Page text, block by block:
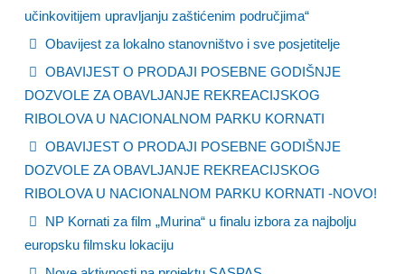
učinkovitijem upravljanju zaštićenim područjima“
Obavijest za lokalno stanovništvo i sve posjetitelje
OBAVIJEST O PRODAJI POSEBNE GODIŠNJE
DOZVOLE ZA OBAVLJANJE REKREACIJSKOG
RIBOLOVA U NACIONALNOM PARKU KORNATI
OBAVIJEST O PRODAJI POSEBNE GODIŠNJE
DOZVOLE ZA OBAVLJANJE REKREACIJSKOG
RIBOLOVA U NACIONALNOM PARKU KORNATI -NOVO!
NP Kornati za film „Murina“ u finalu izbora za najbolju
europsku filmsku lokaciju